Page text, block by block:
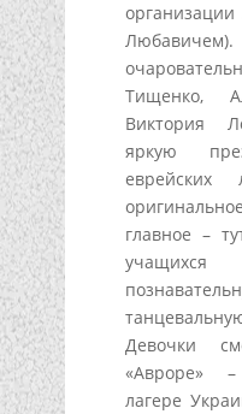
организации
Тищенко,
Виктория
яркую
еврейских
главное –
Девочки
«Авроре»
лагере